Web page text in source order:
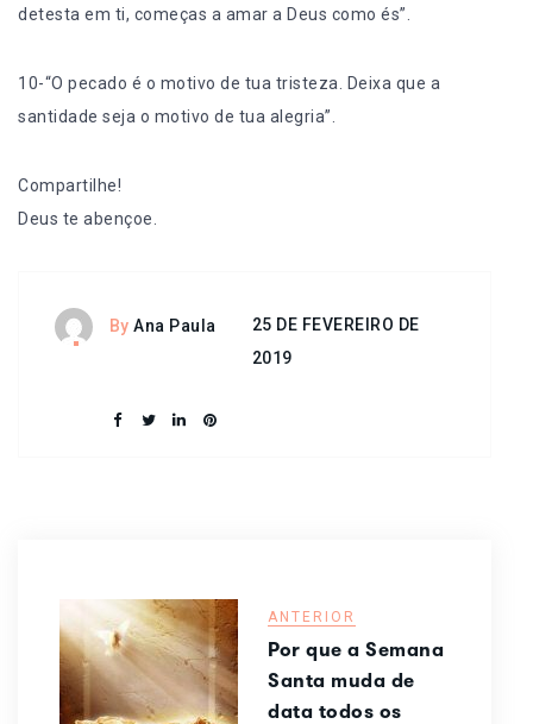
detesta em ti, começas a amar a Deus como és”.
10-“O pecado é o motivo de tua tristeza. Deixa que a
santidade seja o motivo de tua alegria”.
Compartilhe!
Deus te abençoe.
By Ana Paula
25 DE FEVEREIRO DE
2019
ANTERIOR
Por que a Semana
Santa muda de
data todos os